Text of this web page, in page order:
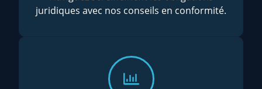
juridiques avec nos conseils en conformité.